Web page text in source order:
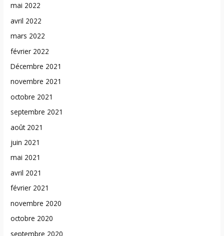
mai 2022
avril 2022
mars 2022
février 2022
Décembre 2021
novembre 2021
octobre 2021
septembre 2021
août 2021
juin 2021
mai 2021
avril 2021
février 2021
novembre 2020
octobre 2020
septembre 2020